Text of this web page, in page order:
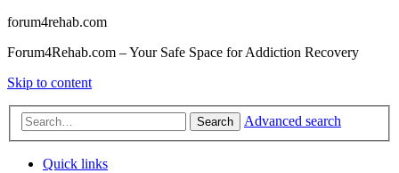
forum4rehab.com
Forum4Rehab.com – Your Safe Space for Addiction Recovery
Skip to content
Search Advanced search
Quick links